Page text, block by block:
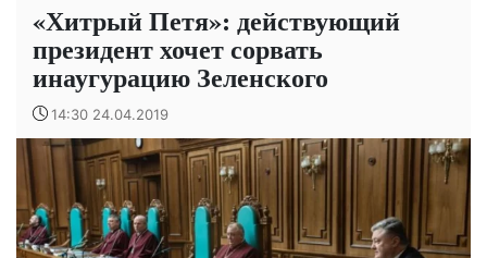
«Хитрый Петя»: действующий
президент хочет сорвать
инаугурацию Зеленского
14:30 24.04.2019